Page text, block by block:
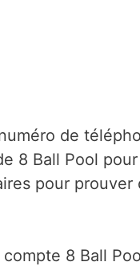
de
8 Ball Pool pour
pour prouver
8 Ball